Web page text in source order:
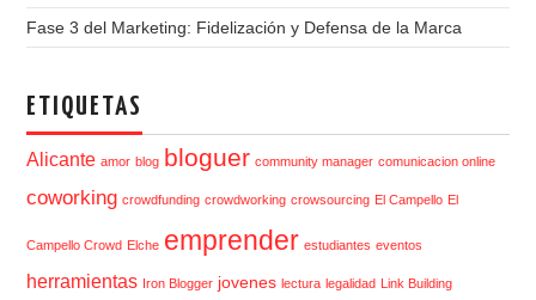
Fase 3 del Marketing: Fidelización y Defensa de la Marca
ETIQUETAS
Alicante amor blog bloguer community manager comunicacion online
coworking crowdfunding crowdworking crowsourcing El Campello El
Campello Crowd Elche emprender estudiantes eventos
herramientas Iron Blogger jovenes lectura legalidad Link Building